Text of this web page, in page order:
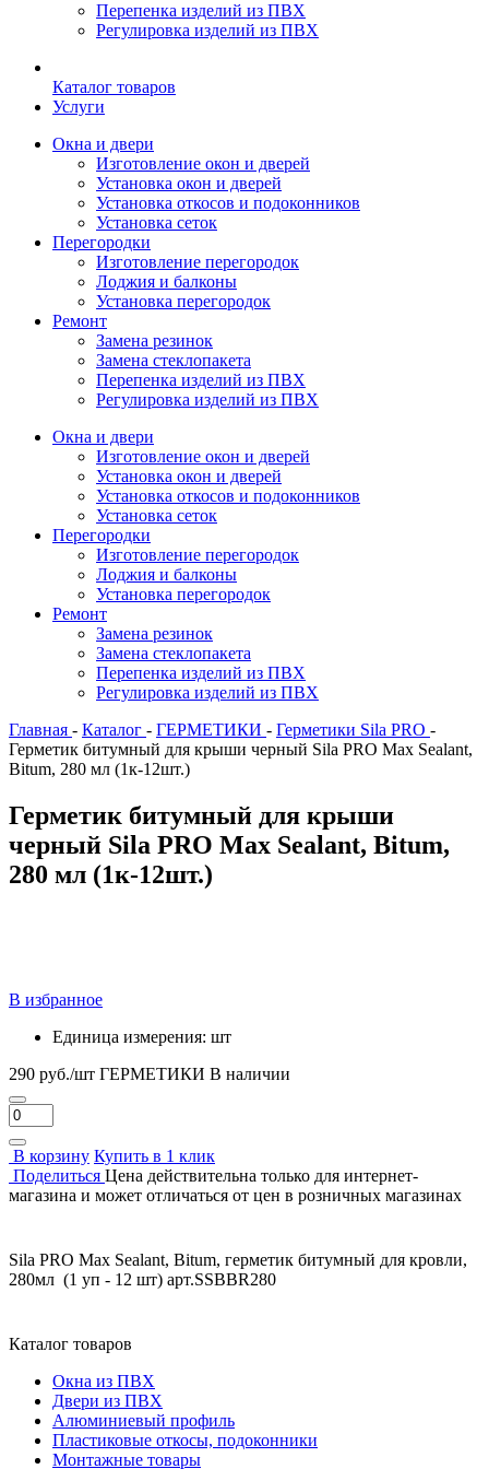
Перепенка изделий из ПВХ
Регулировка изделий из ПВХ
Каталог товаров
Услуги
Окна и двери
Изготовление окон и дверей
Установка окон и дверей
Установка откосов и подоконников
Установка сеток
Перегородки
Изготовление перегородок
Лоджия и балконы
Установка перегородок
Ремонт
Замена резинок
Замена стеклопакета
Перепенка изделий из ПВХ
Регулировка изделий из ПВХ
Окна и двери
Изготовление окон и дверей
Установка окон и дверей
Установка откосов и подоконников
Установка сеток
Перегородки
Изготовление перегородок
Лоджия и балконы
Установка перегородок
Ремонт
Замена резинок
Замена стеклопакета
Перепенка изделий из ПВХ
Регулировка изделий из ПВХ
Главная - Каталог - ГEPМЕТИКИ - Герметики Sila PRO -
Герметик битумный для крыши черный Sila PRO Max Sealant,
Bitum, 280 мл (1к-12шт.)
Герметик битумный для крыши
черный Sila PRO Max Sealant, Bitum,
280 мл (1к-12шт.)
В избранное
Единица измерения: шт
290 руб./шт ГEPМЕТИКИ В наличии
В корзину Купить в 1 клик
Поделиться Цена действительна только для интернет-
магазина и может отличаться от цен в розничных магазинах
Sila PRO Max Sealant, Bitum, герметик битумный для кровли,
280мл (1 уп - 12 шт) арт.SSBBR280
Каталог товаров
Окна из ПВХ
Двери из ПВХ
Алюминиевый профиль
Пластиковые откосы, подоконники
Монтажные товары